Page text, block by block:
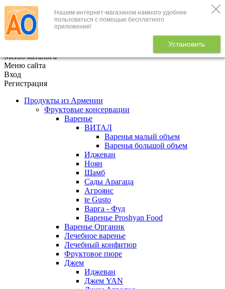
Нашим интернет-магазином намного удобнее
пользоваться с помощью бесплатного
приложения!
Установить
+7 (495) 646-888-1
В корзине
Меню каталога
Меню сайта
Вход
Регистрация
Продукты из Армении
Фруктовые консервации
Варенье
ВИТАЛ
Варенья малый объем
Варенья большой объем
Иджеван
Ноян
Шамб
Сады Арагаца
Агроянс
te Gusto
Варга - Фуд
Варенье Proshyan Food
Варенье Органик
Лечебное варенье
Лечебный конфитюр
Фруктовое пюре
Джем
Иджеван
Джем YAN